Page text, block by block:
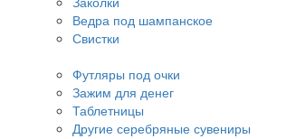
Ведра под шампанское
Свистки
Футляры под очки
Зажим для денег
Таблетницы
Другие серебряные сувениры